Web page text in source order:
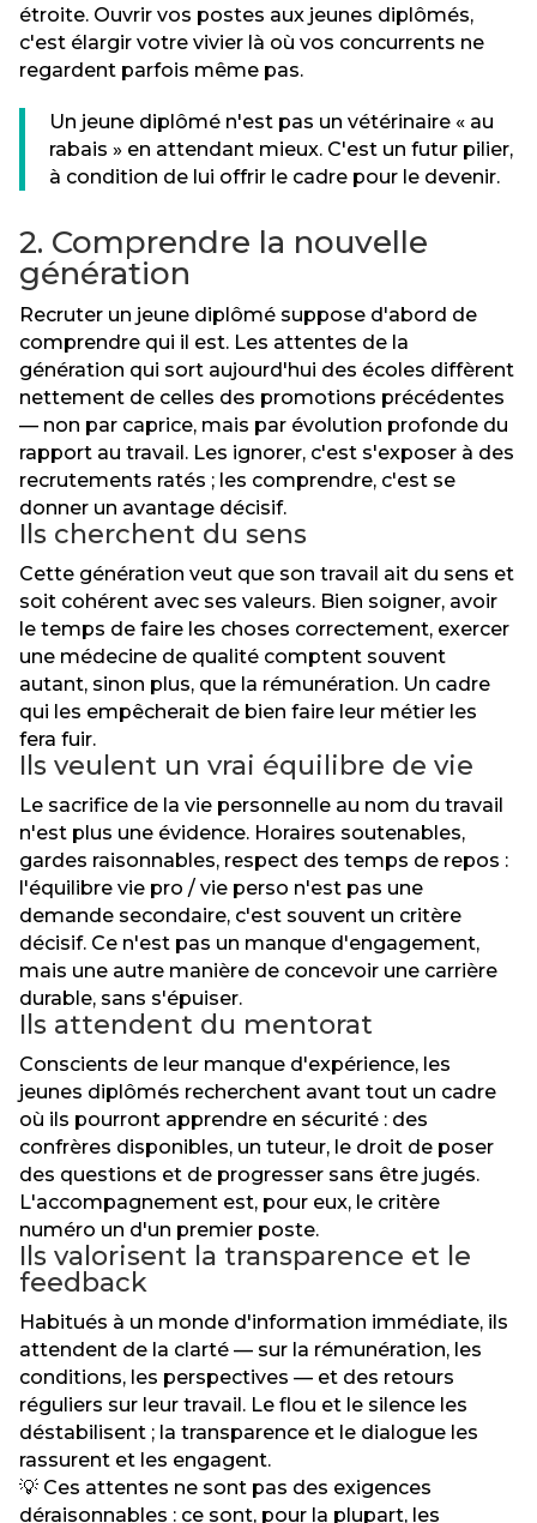
étroite. Ouvrir vos postes aux jeunes diplômés,
c'est élargir votre vivier là où vos concurrents ne
regardent parfois même pas.
Un jeune diplômé n'est pas un vétérinaire « au
rabais » en attendant mieux. C'est un futur pilier,
à condition de lui offrir le cadre pour le devenir.
2. Comprendre la nouvelle
génération
Recruter un jeune diplômé suppose d'abord de
comprendre qui il est. Les attentes de la
génération qui sort aujourd'hui des écoles diffèrent
nettement de celles des promotions précédentes
— non par caprice, mais par évolution profonde du
rapport au travail. Les ignorer, c'est s'exposer à des
recrutements ratés ; les comprendre, c'est se
donner un avantage décisif.
Ils cherchent du sens
Cette génération veut que son travail ait du sens et
soit cohérent avec ses valeurs. Bien soigner, avoir
le temps de faire les choses correctement, exercer
une médecine de qualité comptent souvent
autant, sinon plus, que la rémunération. Un cadre
qui les empêcherait de bien faire leur métier les
fera fuir.
Ils veulent un vrai équilibre de vie
Le sacrifice de la vie personnelle au nom du travail
n'est plus une évidence. Horaires soutenables,
gardes raisonnables, respect des temps de repos :
l'équilibre vie pro / vie perso n'est pas une
demande secondaire, c'est souvent un critère
décisif. Ce n'est pas un manque d'engagement,
mais une autre manière de concevoir une carrière
durable, sans s'épuiser.
Ils attendent du mentorat
Conscients de leur manque d'expérience, les
jeunes diplômés recherchent avant tout un cadre
où ils pourront apprendre en sécurité : des
confrères disponibles, un tuteur, le droit de poser
des questions et de progresser sans être jugés.
L'accompagnement est, pour eux, le critère
numéro un d'un premier poste.
Ils valorisent la transparence et le
feedback
Habitués à un monde d'information immédiate, ils
attendent de la clarté — sur la rémunération, les
conditions, les perspectives — et des retours
réguliers sur leur travail. Le flou et le silence les
déstabilisent ; la transparence et le dialogue les
rassurent et les engagent.
💡 Ces attentes ne sont pas des exigences
déraisonnables : ce sont, pour la plupart, les